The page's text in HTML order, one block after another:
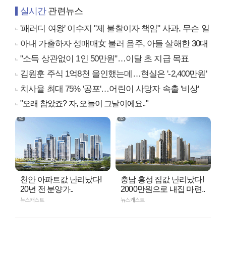
실시간관련뉴스
'패러디 여왕' 이수지 "제 불찰이자 책임" 사과, 무슨 일
아내 가출하자 성매매女 불러 음주, 아들 살해한 30대
"소득 상관없이 1인 50만원"…이달 초 지급 목표
김원훈 주식 1억8천 올인했는데…현실은 '-2,400만원'
치사율 최대 75% '공포'…어린이 사망자 속출 '비상'
"오래 참았죠? 자, 오늘이 그날이에요.."
천안 아파트값 난리났다!
20년 전 분양가..
뉴스캐스트
충남 홍성 집값 난리났다!
2000만원으로 내집 마련..
뉴스캐스트